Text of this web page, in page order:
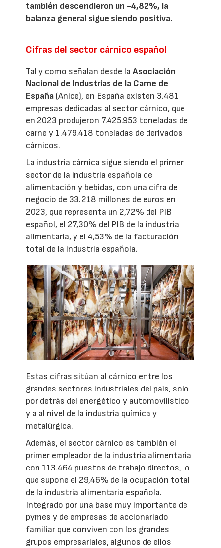
también descendieron un -4,82%, la
balanza general sigue siendo positiva.
Cifras del sector cárnico español
Tal y como señalan desde laAsociación
Nacional de Industrias de la Carne de
España (Anice), en España existen 3.481
empresas dedicadas al sector cárnico, que
en 2023 produjeron 7.425.953 toneladas de
carne y 1.479.418 toneladas de derivados
cárnicos.
La industria cárnica sigue siendo el primer
sector de la industria española de
alimentación y bebidas, con una cifra de
negocio de 33.218 millones de euros en
2023, que representa un 2,72% del PIB
español, el 27,30% del PIB de la industria
alimentaria, y el 4,53% de la facturación
total de la industria española.
Estas cifras sitúan al cárnico entre los
grandes sectores industriales del país, solo
por detrás del energético y automovilístico
y a al nivel de la industria química y
metalúrgica.
Además, el sector cárnico es también el
primer empleador de la industria alimentaria
con 113.464 puestos de trabajo directos, lo
que supone el 29,46% de la ocupación total
de la industria alimentaria española.
Integrado por una base muy importante de
pymes y de empresas de accionariado
familiar que conviven con los grandes
grupos empresariales, algunos de ellos